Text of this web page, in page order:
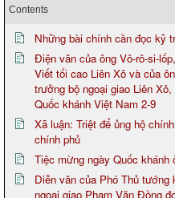
Contents
Những bài chính cần đọc kỹ
Điện văn của ông Vô-rô-si-
Viết tối cao Liên Xô và của
trưởng bộ ngoại giao Liên
Quốc khánh Việt Nam 2-9
Xã luận: Triệt để ủng hộ
chính phủ
Tiệc mừng ngày Quốc khánh
Diễn văn của Phó Thủ tướng
ngoại giao Phạm Văn Đồng